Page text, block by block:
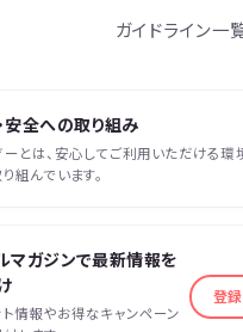
ガイドライン一
安全への取り組み
とは、安心してご利用いただける環
組んでいます。
マガジンで最新情報を
情報やお得なキャンペーン
登